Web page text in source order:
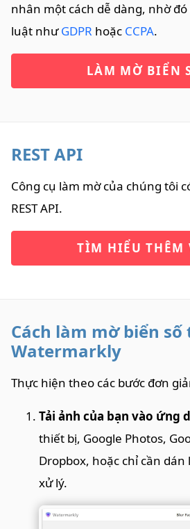
nhân một cách dễ dàng, nhờ
luật nhưGDPR hoặc CCPA.
LÀM MỜ BIỂN
REST API
Công cụ làm mờ của chúng tôi
REST API.
TÌM HIỂU THÊM
Cách làm mờ biển
Watermarkly
Thực hiện theo các bước đơn
Tải ảnh của bạn vào ứng
thiết bị, Google Photos,
Dropbox, hoặc chỉ cần
xử lý.